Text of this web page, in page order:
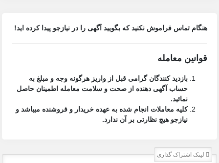
هنگام تماس فراموش نکنید که بگویید آگهی را درنیازجوپیدا کرده اید!
قوانین معامله
بازدید کنندگان گرامی قبل از واریز هرگونه وجه و مبلغ به
حساب آگهی دهنده از صحت و سلامت معامله اطمینان حاصل
نمائید.
کلیه معاملات انجام شده به عهده خریدار و فروشنده میباشد و
نیازجو هیچ نظارتی بر آن ندارد.
لینک اشتراک گذاری